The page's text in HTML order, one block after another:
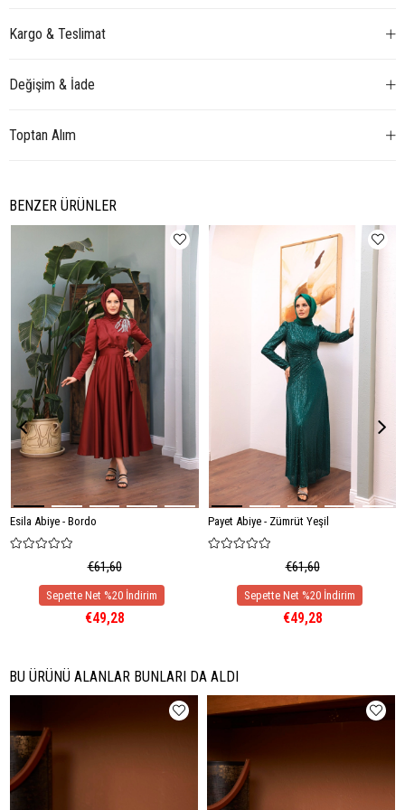
Kargo & Teslimat
Değişim & İade
Toptan Alım
BENZER ÜRÜNLER
Esila Abiye - Bordo
€61,60
€49,28
Payet Abiye - Zümrüt Yeşil
€61,60
€49,28
BU ÜRÜNÜ ALANLAR BUNLARI DA ALDI